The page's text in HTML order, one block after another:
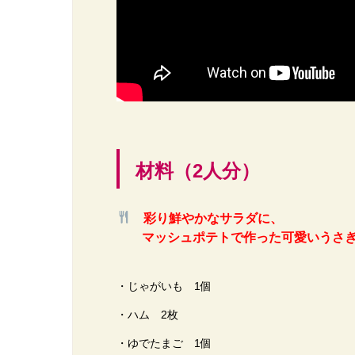
材料（2人分）
彩り鮮やかなサラダに、
マッシュポテトで作った可愛いうさ
・じゃがいも 1個
・ハム 2枚
・ゆでたまご 1個